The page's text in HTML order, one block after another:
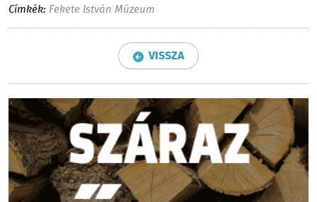
Címkék: Fekete István Múzeum
VISSZA